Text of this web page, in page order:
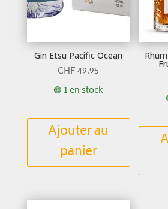
Gin Etsu Pacific Ocean
CHF49.95
🟢 1 en stock
Ajouter au
panier